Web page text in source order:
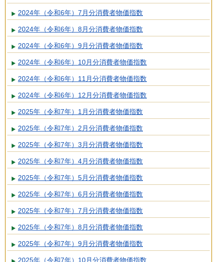
2024年（令和6年）7月分消費者物価指数
2024年（令和6年）8月分消費者物価指数
2024年（令和6年）9月分消費者物価指数
2024年（令和6年）10月分消費者物価指数
2024年（令和6年）11月分消費者物価指数
2024年（令和6年）12月分消費者物価指数
2025年（令和7年）1月分消費者物価指数
2025年（令和7年）2月分消費者物価指数
2025年（令和7年）3月分消費者物価指数
2025年（令和7年）4月分消費者物価指数
2025年（令和7年）5月分消費者物価指数
2025年（令和7年）6月分消費者物価指数
2025年（令和7年）7月分消費者物価指数
2025年（令和7年）8月分消費者物価指数
2025年（令和7年）9月分消費者物価指数
2025年（令和7年）10月分消費者物価指数